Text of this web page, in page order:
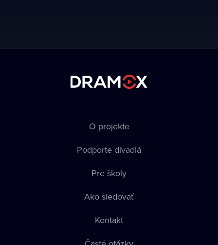
O projekte
Podporte divadlá
Pre školy
Ako sledovať
Kontakt